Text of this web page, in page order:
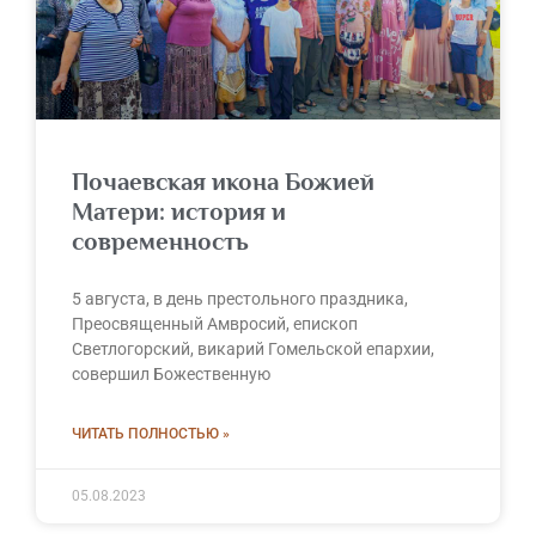
Почаевская икона Божией
Матери: история и
современность
5 августа, в день престольного праздника,
Преосвященный Амвросий, епископ
Светлогорский, викарий Гомельской епархии,
совершил Божественную
ЧИТАТЬ ПОЛНОСТЬЮ »
05.08.2023